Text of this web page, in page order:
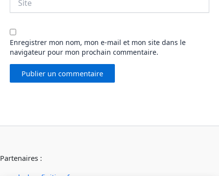
Enregistrer mon nom, mon e-mail et mon site dans le
navigateur pour mon prochain commentaire.
Partenaires :